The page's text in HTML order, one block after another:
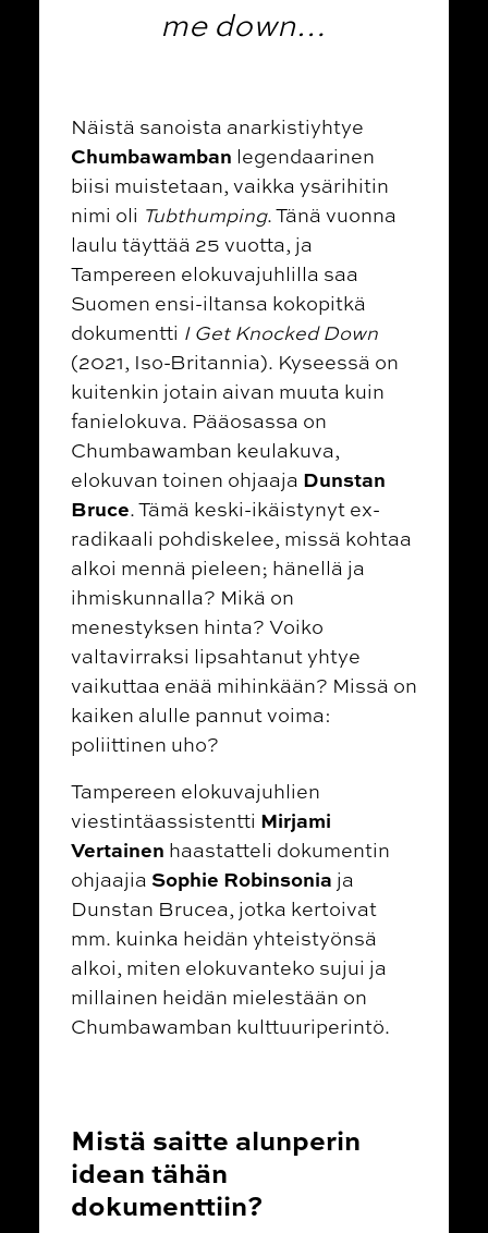
me down…
Näistä sanoista anarkistiyhtye
Chumbawamban legendaarinen
biisi muistetaan, vaikka ysärihitin
nimi oli Tubthumping. Tänä vuonna
laulu täyttää 25 vuotta, ja
Tampereen elokuvajuhlilla saa
Suomen ensi-iltansa kokopitkä
dokumentti I Get Knocked Down
(2021, Iso-Britannia). Kyseessä on
kuitenkin jotain aivan muuta kuin
fanielokuva. Pääosassa on
Chumbawamban keulakuva,
elokuvan toinen ohjaaja Dunstan
Bruce. Tämä keski-ikäistynyt ex-
radikaali pohdiskelee, missä kohtaa
alkoi mennä pieleen; hänellä ja
ihmiskunnalla? Mikä on
menestyksen hinta? Voiko
valtavirraksi lipsahtanut yhtye
vaikuttaa enää mihinkään? Missä on
kaiken alulle pannut voima:
poliittinen uho?
Tampereen elokuvajuhlien
viestintäassistentti Mirjami
Vertainen haastatteli dokumentin
ohjaajia Sophie Robinsonia ja
Dunstan Brucea, jotka kertoivat
mm. kuinka heidän yhteistyönsä
alkoi, miten elokuvanteko sujui ja
millainen heidän mielestään on
Chumbawamban kulttuuriperintö.
Mistä saitte alunperin
idean tähän
dokumenttiin?